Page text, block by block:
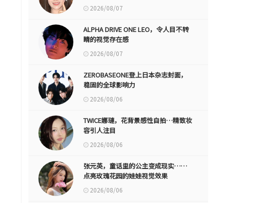
2026/08/07
ALPHA DRIVE ONE LEO，令人目不转
睛的视觉存在感
2026/08/07
ZEROBASEONE登上日本杂志封面，
稳固的全球影响力
2026/08/06
TWICE娜璉，花背景感性自拍…精致妆
容引人注目
2026/08/06
张元英，童话里的公主变成现实……
点亮玫瑰花园的娃娃视觉效果
2026/08/06